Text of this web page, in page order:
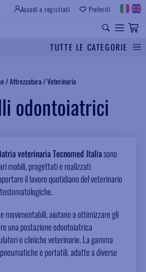
Accedi o registrati Preferiti
TUTTE LE CATEGORIE
/Attrezzatura/Veterinaria
odontoiatrici
veterinaria Tecnomed Italiasono
mobili, progettati e realizzati
il lavoro quotidiano del veterinario
movimentabili, aiutano a ottimizzare gli
una postazione odontoiatrica
e cliniche veterinarie. La gamma
e portatili, adatte a diverse